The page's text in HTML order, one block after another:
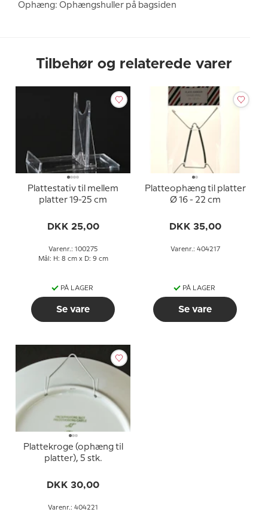
Ophæng: Ophængshuller på bagsiden
Tilbehør og relaterede varer
Plattestativ til mellem
platter 19-25 cm
DKK 25,00
Varenr.: 100275
Mål: H: 8 cm x D: 9 cm
PÅ LAGER
Se vare
Platteophæng til platter
Ø 16 - 22 cm
DKK 35,00
Varenr.: 404217
PÅ LAGER
Se vare
Plattekroge (ophæng til
platter), 5 stk.
DKK 30,00
Varenr.: 404221